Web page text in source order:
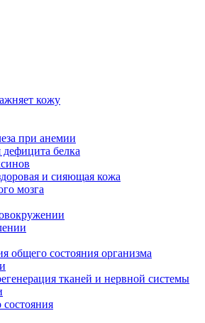
кожу
при анемии
белка
и сияющая кожа
мозга
общего состояния организма
тканей и нервной системы